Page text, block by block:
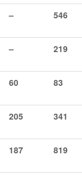
– 546
– 219
60 83
205 341
187 819